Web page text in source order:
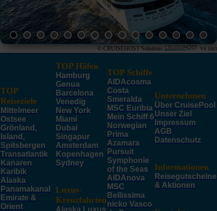
© CRUISEHOST Solutions V4.1663
TOP
Reiseziele
Mittelmeer
Ostsee
Grönland,
Island,
Spitsbergen
Transatlantik
Kanaren
Karibik
Alaska
Panamakanal
Emirate &
Orient
TOP Häfen
Hamburg
Genua
Barcelona
Venedig
New York
Miami
Dubai
Singapur
Amsterdam
Kopenhagen
Sydney
Luxus-
Kreuzfahrten
Alaska Luxus
TOP Schiffe
AIDAcosma
Costa
Smeralda
MSC Euribia
Mein Schiff 6
Norwegian
Prima
Azamara
Pursuit
Symphonie
of the Seas
AIDAnova
MSC
Bellissima
nicko Vasco
Unternehmen
Über CruisePool
Unser Ziel
Impressum
AGB
Datenschutz
Informationen
Reisegutscheine
& Aktionen